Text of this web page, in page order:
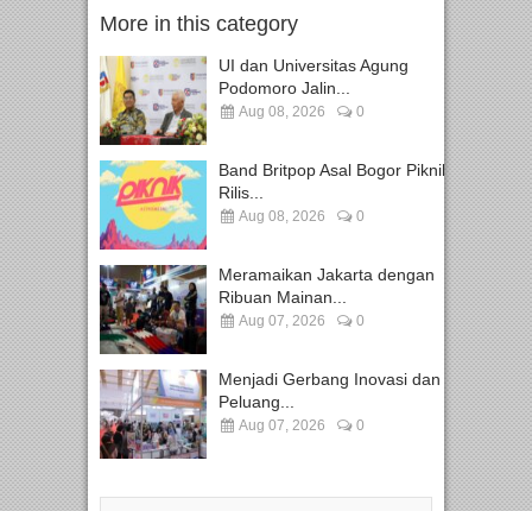
More in this category
UI dan Universitas Agung
Podomoro Jalin...
Aug 08, 2026 0
Band Britpop Asal Bogor Piknik
Rilis...
Aug 08, 2026 0
Meramaikan Jakarta dengan
Ribuan Mainan...
Aug 07, 2026 0
Menjadi Gerbang Inovasi dan
Peluang...
Aug 07, 2026 0